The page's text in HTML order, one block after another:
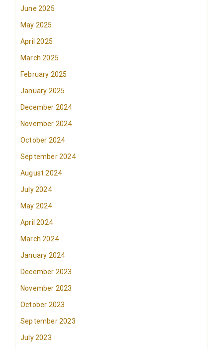
June 2025
May 2025
April 2025
March 2025
February 2025
January 2025
December 2024
November 2024
October 2024
September 2024
August 2024
July 2024
May 2024
April 2024
March 2024
January 2024
December 2023
November 2023
October 2023
September 2023
July 2023